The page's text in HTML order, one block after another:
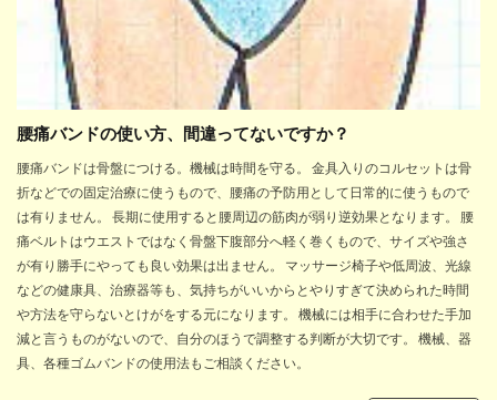
腰痛バンドの使い方、間違ってないですか？
腰痛バンドは骨盤につける。機械は時間を守る。 金具入りのコルセットは骨
折などでの固定治療に使うもので、腰痛の予防用として日常的に使うもので
は有りません。 長期に使用すると腰周辺の筋肉が弱り逆効果となります。 腰
痛ベルトはウエストではなく骨盤下腹部分へ軽く巻くもので、サイズや強さ
が有り勝手にやっても良い効果は出ません。 マッサージ椅子や低周波、光線
などの健康具、治療器等も、気持ちがいいからとやりすぎて決められた時間
や方法を守らないとけがをする元になります。 機械には相手に合わせた手加
減と言うものがないので、自分のほうで調整する判断が大切です。 機械、器
具、各種ゴムバンドの使用法もご相談ください。